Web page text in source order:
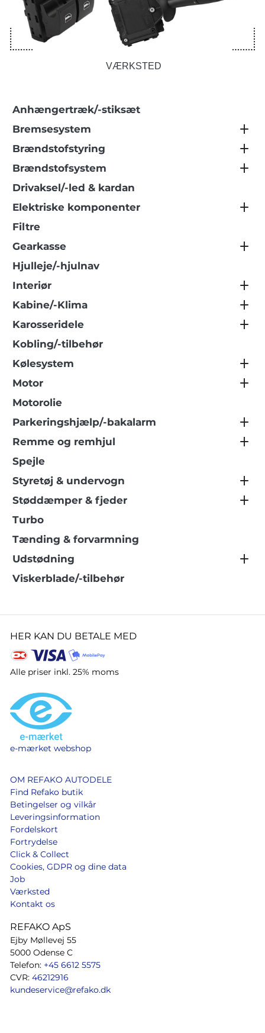
VÆRKSTED
Anhængertræk/-stiksæt
Bremsesystem
Brændstofstyring
Brændstofsystem
Drivaksel/-led & kardan
Elektriske komponenter
Filtre
Gearkasse
Hjulleje/-hjulnav
Interiør
Kabine/-Klima
Karosseridele
Kobling/-tilbehør
Kølesystem
Motor
Motorolie
Parkeringshjælp/-bakalarm
Remme og remhjul
Spejle
Styretøj & undervogn
Støddæmper & fjeder
Turbo
Tænding & forvarmning
Udstødning
Viskerblade/-tilbehør
HER KAN DU BETALE MED
Alle priser inkl. 25% moms
e-mærket webshop
OM REFAKO AUTODELE
Find Refako butik
Betingelser og vilkår
Leveringsinformation
Fordelskort
Fortrydelse
Click & Collect
Cookies, GDPR og dine data
Job
Værksted
Kontakt os
REFAKO ApS
Ejby Møllevej 55
5000 Odense C
Telefon: +45 6612 5575
CVR: 46212916
kundeservice@refako.dk